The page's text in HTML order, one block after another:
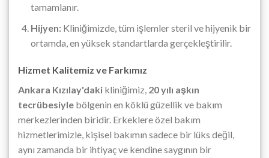
tamamlanır.
Hijyen:Kliniğimizde, tüm işlemler steril ve hijyenik bir
ortamda, en yüksek standartlarda gerçekleştirilir.
Hizmet Kalitemiz ve Farkımız
Ankara Kızılay'daki kliniğimiz, 20 yılı aşkın
tecrübesiyle bölgenin en köklü güzellik ve bakım
merkezlerinden biridir. Erkeklere özel bakım
hizmetlerimizle, kişisel bakımın sadece bir lüks değil,
aynı zamanda bir ihtiyaç ve kendine saygının bir